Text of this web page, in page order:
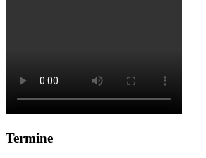
Termine